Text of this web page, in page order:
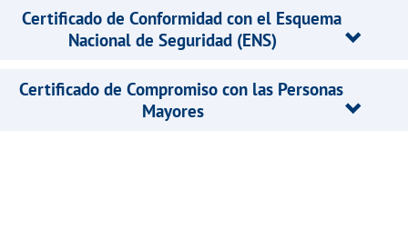
Certificado de Conformidad con el Esquema
Nacional de Seguridad (ENS)
Certificado de Compromiso con las Personas
Mayores